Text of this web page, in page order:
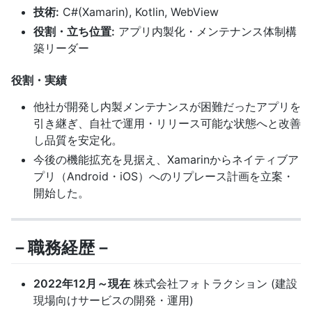
技術: C#(Xamarin), Kotlin, WebView
役割・立ち位置: アプリ内製化・メンテナンス体制構
築リーダー
役割・実績
他社が開発し内製メンテナンスが困難だったアプリを
引き継ぎ、自社で運用・リリース可能な状態へと改善
し品質を安定化。
今後の機能拡充を見据え、Xamarinからネイティブア
プリ（Android・iOS）へのリプレース計画を立案・
開始した。
－職務経歴－
2022年12月～現在 株式会社フォトラクション (建設
現場向けサービスの開発・運用)